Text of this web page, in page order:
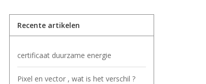
Recente artikelen
certificaat duurzame energie
Pixel en vector , wat is het verschil ?